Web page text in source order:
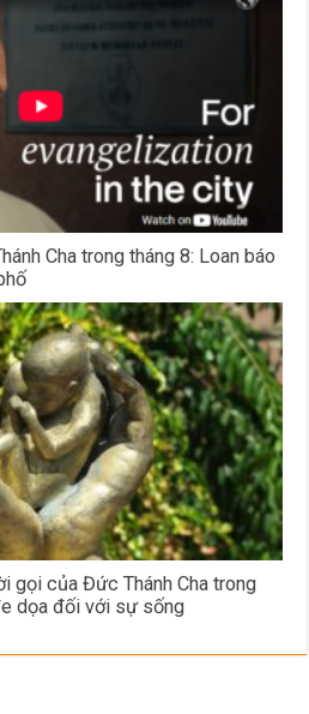
Cha trong tháng 8: Loan báo
gọi của Đức Thánh Cha trong
dọa đối với sự sống